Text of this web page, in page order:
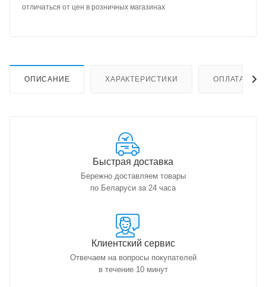
отличаться от цен в розничных магазинах
ОПИСАНИЕ ХАРАКТЕРИСТИКИ ОПЛАТА
Быстрая доставка
Бережно доставляем товары
по Беларуси за 24 часа
Клиентский сервис
Отвечаем на вопросы покупателей
в течение 10 минут